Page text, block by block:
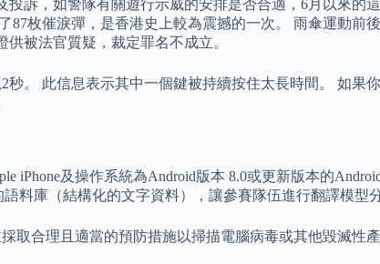
訴，如警隊有關遊行示威的安排是否合適，6月以來的
枚催淚彈，是香港史上較為震撼的一次。 雨傘運動前
被法官質疑，裁定罪名不成立。
秒。 此信息表示其中一個鍵被持續按住太長時間。 如
iPhone及操作系統為Android版本 8.0或更新版本的
料庫（結構化的文字資料），讓參賽隊伍進行翻譯模型分
取合理且適當的預防措施以掃描電腦病毒或其他毀滅性